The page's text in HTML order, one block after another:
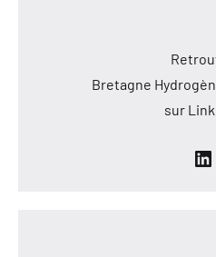
Bretagne
sur